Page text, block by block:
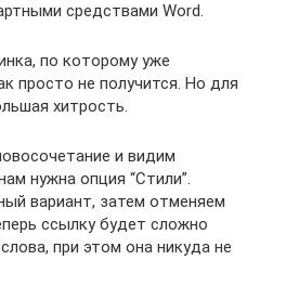
средствами Word.
по которому уже
просто не получится. Но для
хитрость.
и видим
нужна опция “Стили”.
вариант, затем отменяем
ссылку будет сложно
при этом она никуда не